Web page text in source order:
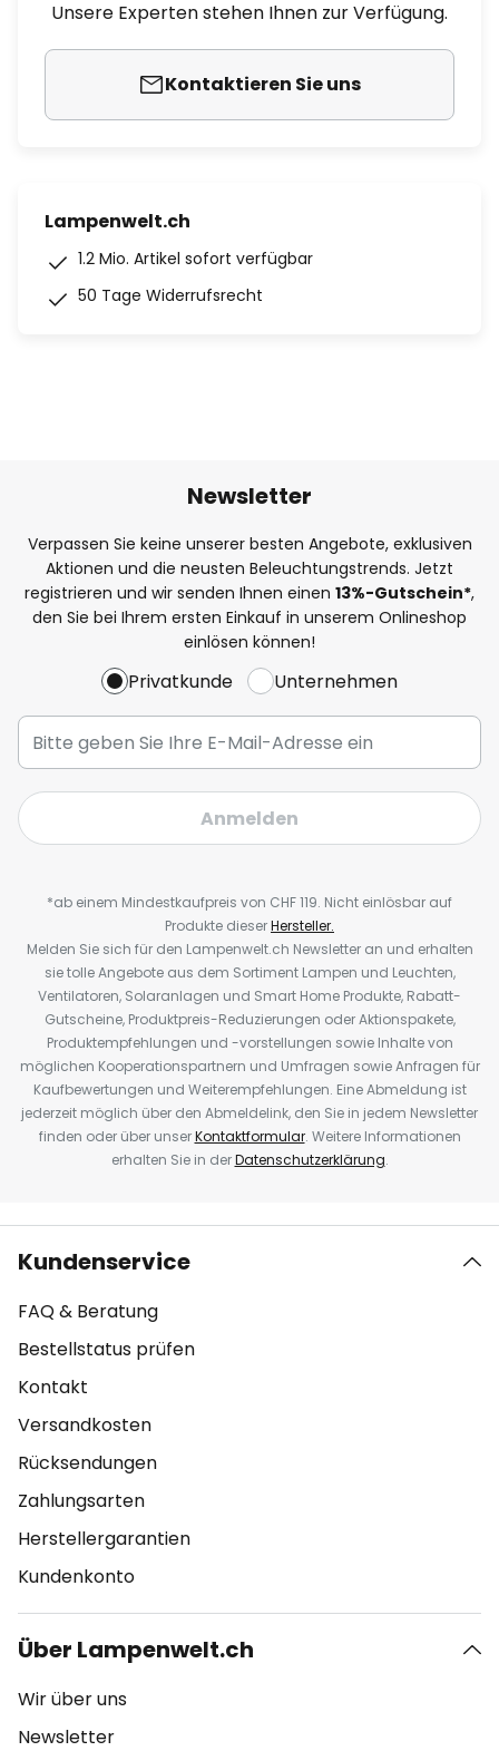
Unsere Experten stehen Ihnen zur Verfügung.
Kontaktieren Sie uns
Lampenwelt.ch
1.2 Mio. Artikel sofort verfügbar
50 Tage Widerrufsrecht
Newsletter
Verpassen Sie keine unserer besten Angebote, exklusiven
Aktionen und die neusten Beleuchtungstrends. Jetzt
registrieren und wir senden Ihnen einen 13%-Gutschein*,
den Sie bei Ihrem ersten Einkauf in unserem Onlineshop
einlösen können!
Privatkunde Unternehmen
Anmelden
*ab einem Mindestkaufpreis von CHF 119. Nicht einlösbar auf
Produkte dieserHersteller.
Melden Sie sich für den Lampenwelt.ch Newsletter an und erhalten
sie tolle Angebote aus dem Sortiment Lampen und Leuchten,
Ventilatoren, Solaranlagen und Smart Home Produkte, Rabatt-
Gutscheine, Produktpreis-Reduzierungen oder Aktionspakete,
Produktempfehlungen und -vorstellungen sowie Inhalte von
möglichen Kooperationspartnern und Umfragen sowie Anfragen für
Kaufbewertungen und Weiterempfehlungen. Eine Abmeldung ist
jederzeit möglich über den Abmeldelink, den Sie in jedem Newsletter
finden oder über unserKontaktformular. Weitere Informationen
erhalten Sie in derDatenschutzerklärung.
Kundenservice
FAQ & Beratung
Bestellstatus prüfen
Kontakt
Versandkosten
Rücksendungen
Zahlungsarten
Herstellergarantien
Kundenkonto
Über Lampenwelt.ch
Wir über uns
Newsletter